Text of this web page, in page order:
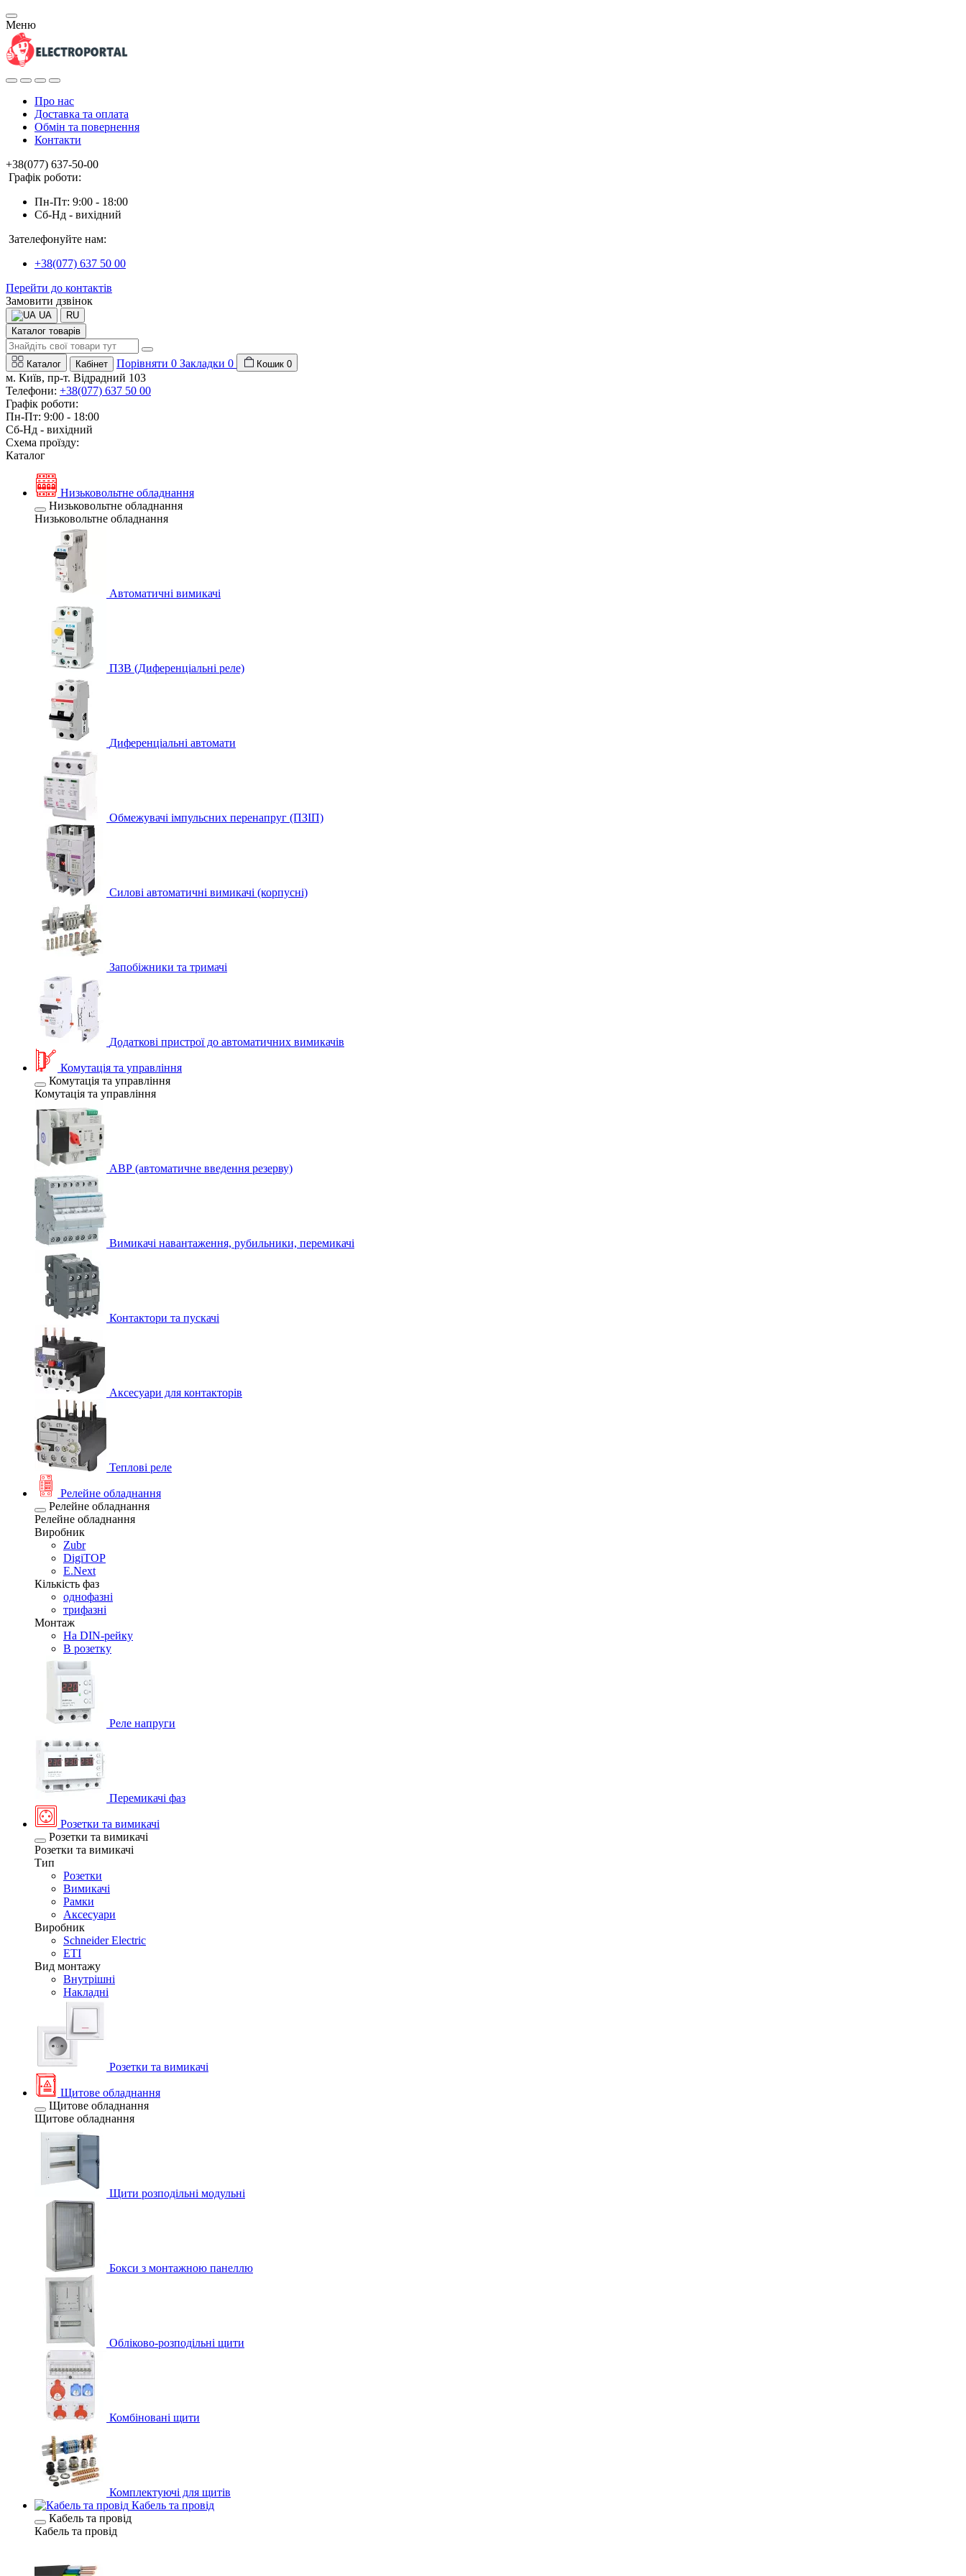
Меню
Про нас
Доставка та оплата
Обмін та повернення
Контакти
+38(077) 637-50-00
Графік роботи:
Пн-Пт: 9:00 - 18:00
Сб-Нд - вихідний
Зателефонуйте нам:
+38(077) 637 50 00
Перейти до контактів
Замовити дзвінок
UA
RU
Каталог товарів
Каталог Кабінет Порівняти 0 Закладки 0 Кошик 0
м. Київ, пр-т. Відрадний 103
Телефони: +38(077) 637 50 00
Графік роботи:
Пн-Пт: 9:00 - 18:00
Сб-Нд - вихідний
Схема проїзду:
Каталог
Низьковольтне обладнання
Низьковольтне обладнання
Низьковольтне обладнання
Автоматичні вимикачі
ПЗВ (Диференціальні реле)
Диференціальні автомати
Обмежувачі імпульсних перенапруг (ПЗІП)
Силові автоматичні вимикачі (корпусні)
Запобіжники та тримачі
Додаткові пристрої до автоматичних вимикачів
Комутація та управління
Комутація та управління
Комутація та управління
АВР (автоматичне введення резерву)
Вимикачі навантаження, рубильники, перемикачі
Контактори та пускачі
Аксесуари для контакторів
Теплові реле
Релейне обладнання
Релейне обладнання
Релейне обладнання
Виробник
Zubr
DigiTOP
E.Next
Кількість фаз
однофазні
трифазні
Монтаж
На DIN-рейку
В розетку
Реле напруги
Перемикачі фаз
Розетки та вимикачі
Розетки та вимикачі
Розетки та вимикачі
Тип
Розетки
Вимикачі
Рамки
Аксесуари
Виробник
Schneider Electric
ETI
Вид монтажу
Внутрішні
Накладні
Розетки та вимикачі
Щитове обладнання
Щитове обладнання
Щитове обладнання
Щити розподільні модульні
Бокси з монтажною панеллю
Обліково-розподільні щити
Комбіновані щити
Комплектуючі для щитів
Кабель та провід
Кабель та провід
Кабель та провід